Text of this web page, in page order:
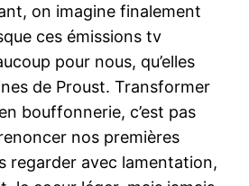
on imagine finalement
ces émissions tv
pour nous, qu’elles
de Proust. Transformer
bouffonnerie, c’est pas
nos premières
regarder avec lamentation,